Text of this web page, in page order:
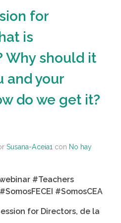
for
is
Why should it
and your
do we get it?
Susana-Aceia1 con No hay
#Teachers
#SomosFECEI #SomosCEA
for Directors, de la